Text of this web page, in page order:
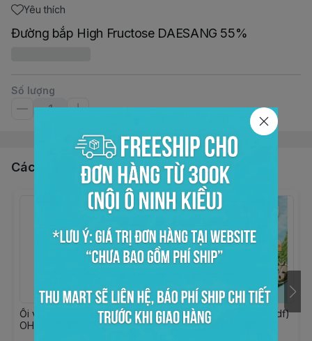
Yêu thích
Đường bắp High Fructose DAESANG 55%
Số lượng
Các sản phẩm, dịch vụ khác
Ổi viên đóng lon 950gr
OHLA
Xốt mãng cầu 850gr (wdf)